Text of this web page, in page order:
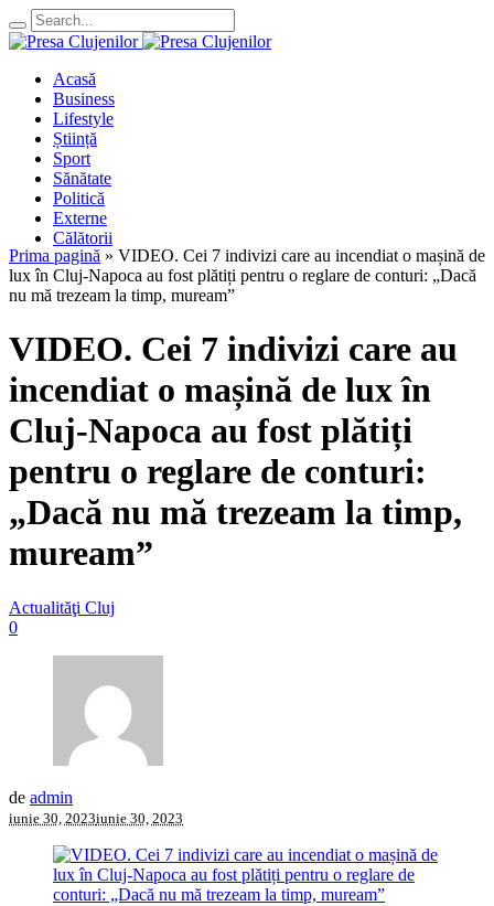
Acasă
Business
Lifestyle
Știință
Sport
Sănătate
Politică
Externe
Călătorii
Prima pagină » VIDEO. Cei 7 indivizi care au incendiat o mașină de
lux în Cluj-Napoca au fost plătiți pentru o reglare de conturi: „Dacă
nu mă trezeam la timp, muream”
VIDEO. Cei 7 indivizi care au
incendiat o mașină de lux în
Cluj-Napoca au fost plătiți
pentru o reglare de conturi:
„Dacă nu mă trezeam la timp,
muream”
Actualităţi Cluj
0
de admin
iunie 30, 2023iunie 30, 2023